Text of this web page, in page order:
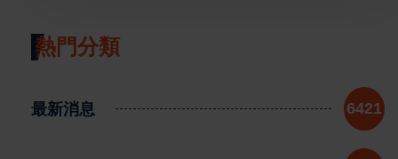
熱門分類
最新消息 6421